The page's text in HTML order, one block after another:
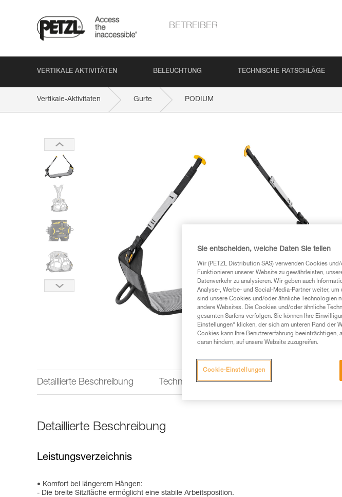
BETREIBER
VERTIKALE AKTIVITÄTEN BELEUCHTUNG TECHNISCHE RATSCHLÄGE
Vertikale-Aktivitaten Gurte PODIUM
Detaillierte Beschreibung Technische Informationen Weitere
Detaillierte Beschreibung
Leistungsverzeichnis
Komfort bei längerem Hängen:
- Die breite Sitzfläche ermöglicht eine stabile Arbeitsposition.
Sie entscheiden, welche Daten Sie teilen
Wir (PETZL Distribution SAS) verwenden Cookies
Funktionieren unserer Website zu gewährleisten,
Datenverkehr zu analysieren. Wir geben auch
Analyse-, Werbe- und Social-Media-Partner weiter,
sind unsere Cookies und/oder ähnliche Technologien
andere Websites. Die Cookies und/oder ähnliche
gesamten Surfens verfolgen. Sie können Ihre
Einstellungen“ klicken, der sich am unteren Rand der
Cookies kann Ihre Benutzererfahrung
daran hindern, auf unsere Website zuzugreifen.
Cookie-Einstellungen